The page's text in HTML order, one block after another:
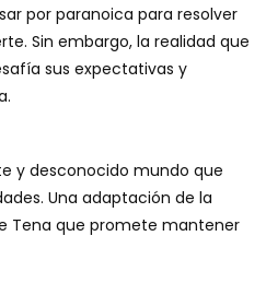
por paranoica para resolver
Sin embargo, la realidad que
sus expectativas y
y desconocido mundo que
Una adaptación de la
Tena que promete mantener